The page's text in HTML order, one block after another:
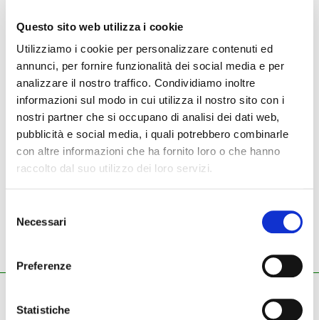
Questo sito web utilizza i cookie
Utilizziamo i cookie per personalizzare contenuti ed
annunci, per fornire funzionalità dei social media e per
analizzare il nostro traffico. Condividiamo inoltre
informazioni sul modo in cui utilizza il nostro sito con i
nostri partner che si occupano di analisi dei dati web,
pubblicità e social media, i quali potrebbero combinarle
con altre informazioni che ha fornito loro o che hanno
raccolto dal suo utilizzo dei loro servizi.
delNecessari
Preferenze
Statistiche
NUOVO USATO
Strumenti nuovi Takamine chitarra acustica elettrificata
Takamine - chitarra
acustica elettrificata
Pianoforti - Strumenti musicali